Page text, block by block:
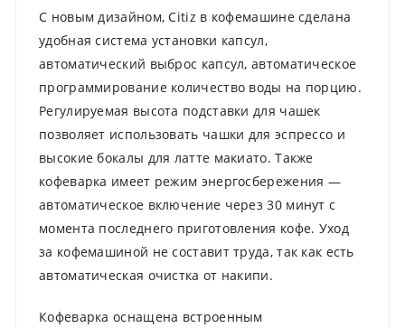
С новым дизайном, Citiz в кофемашине сделана
удобная система установки капсул,
автоматический выброс капсул, автоматическое
программирование количество воды на порцию.
Регулируемая высота подставки для чашек
позволяет использовать чашки для эспрессо и
высокие бокалы для латте макиато. Также
кофеварка имеет режим энергосбережения —
автоматическое включение через 30 минут с
момента последнего приготовления кофе. Уход
за кофемашиной не составит труда, так как есть
автоматическая очистка от накипи.
Кофеварка оснащена встроенным